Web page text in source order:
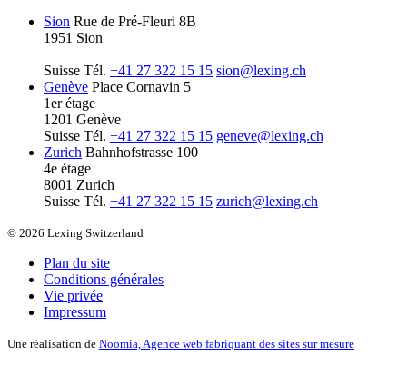
Sion Rue de Pré-Fleuri 8B
1951 Sion
Suisse Tél. +41 27 322 15 15 sion@lexing.ch
Genève Place Cornavin 5
1er étage
1201 Genève
Suisse Tél. +41 27 322 15 15 geneve@lexing.ch
Zurich Bahnhofstrasse 100
4e étage
8001 Zurich
Suisse Tél. +41 27 322 15 15 zurich@lexing.ch
© 2026 Lexing Switzerland
Plan du site
Conditions générales
Vie privée
Impressum
Une réalisation de Noomia, Agence web fabriquant des sites sur mesure